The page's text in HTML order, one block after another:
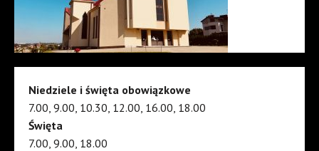
Niedziele i święta obowiązkowe
7.00, 9.00, 10.30, 12.00, 16.00, 18.00
Święta
7.00, 9.00, 18.00